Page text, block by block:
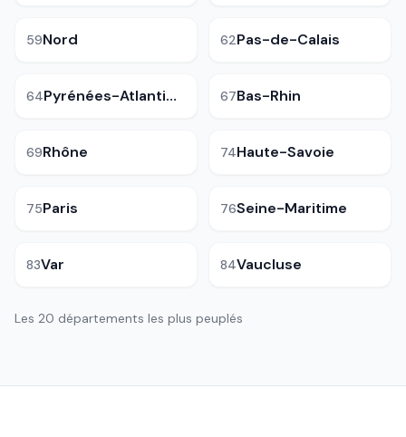
59Nord 62Pas-de-Calais
64 Pyrénées-Atlantiques 67Bas-Rhin
69Rhône 74Haute-Savoie
75Paris 76Seine-Maritime
83Var 84Vaucluse
Les 20 départements les plus peuplés